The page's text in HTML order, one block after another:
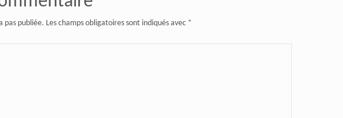
pas publiée. Les champs obligatoires sont indiqués avec *